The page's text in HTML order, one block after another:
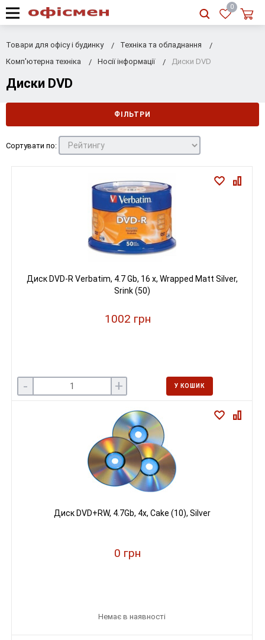
RU
0
Товари для офісу і будинку
Техніка та обладнання
Комп'ютерна техніка
Носії інформації Диски DVD
Диски DVD
ФІЛЬТРИ
Сортувати по:
Диск DVD-R Verbatim, 4.7 Gb, 16 х, Wrapped Matt Silver,
Srink (50)
1002 грн
- + У КОШИК
Диск DVD+RW, 4.7Gb, 4х, Cake (10), Silver
0 грн
Немає в наявності